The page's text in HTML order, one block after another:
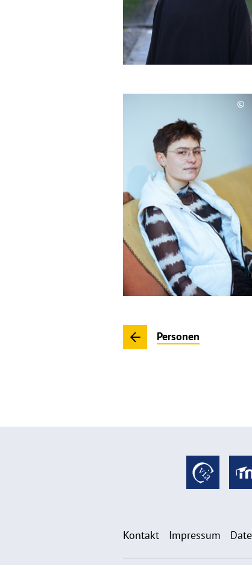
©
Personen
Kontakt Impressum